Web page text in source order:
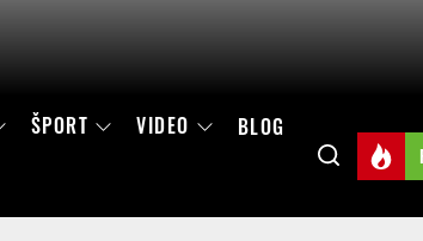
ŠPORT VIDEO BLOG